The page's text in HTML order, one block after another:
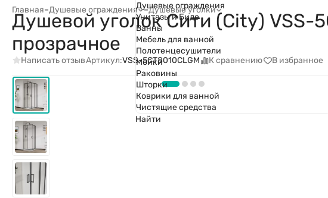
Душевые ограждения
Унитазы и Биде
Ванны
Мебель для ванной
Полотенцесушители
Мойки
Раковины
Шторки
Коврики для ванной
Чистящие средства
Найти
Главная–Душевые ограждения –Душевые уголки
Душевой уголок Сити (City) VSS-
прозрачное
Написать отзывАртикул:VSS-5CT8010CLGM К сравнению В избранное